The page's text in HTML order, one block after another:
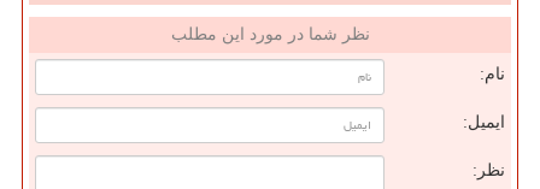
نظر شما در مورد این مطلب
نام:
ایمیل:
نظر: